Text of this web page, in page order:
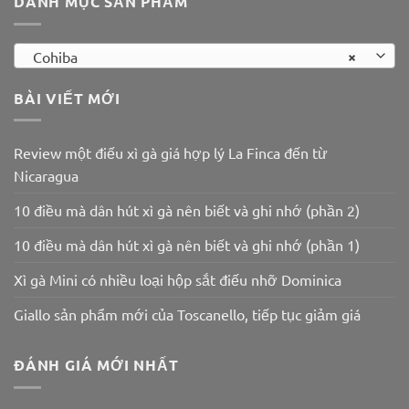
×
Cohiba
BÀI VIẾT MỚI
Review một điếu xì gà giá hợp lý La Finca đến từ
Nicaragua
10 điều mà dân hút xì gà nên biết và ghi nhớ (phần 2)
10 điều mà dân hút xì gà nên biết và ghi nhớ (phần 1)
Xì gà Mini có nhiều loại hộp sắt điếu nhỡ Dominica
Giallo sản phẩm mới của Toscanello, tiếp tục giảm giá
ĐÁNH GIÁ MỚI NHẤT